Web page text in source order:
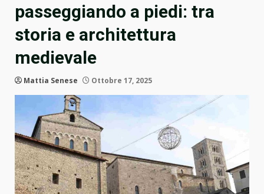
passeggiando a piedi: tra
storia e architettura
medievale
Mattia Senese Ottobre 17, 2025